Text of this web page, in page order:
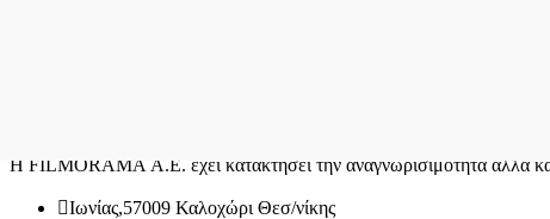
Η FILMORAMA Α.Ε. έχει κατακτήσει την αναγνωρισιμότητα αλλά
Ιωνίας,57009 Καλοχώρι Θεσ/νίκης